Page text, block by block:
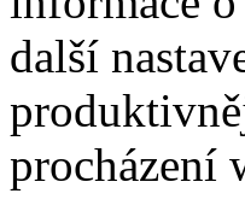
další
procházení